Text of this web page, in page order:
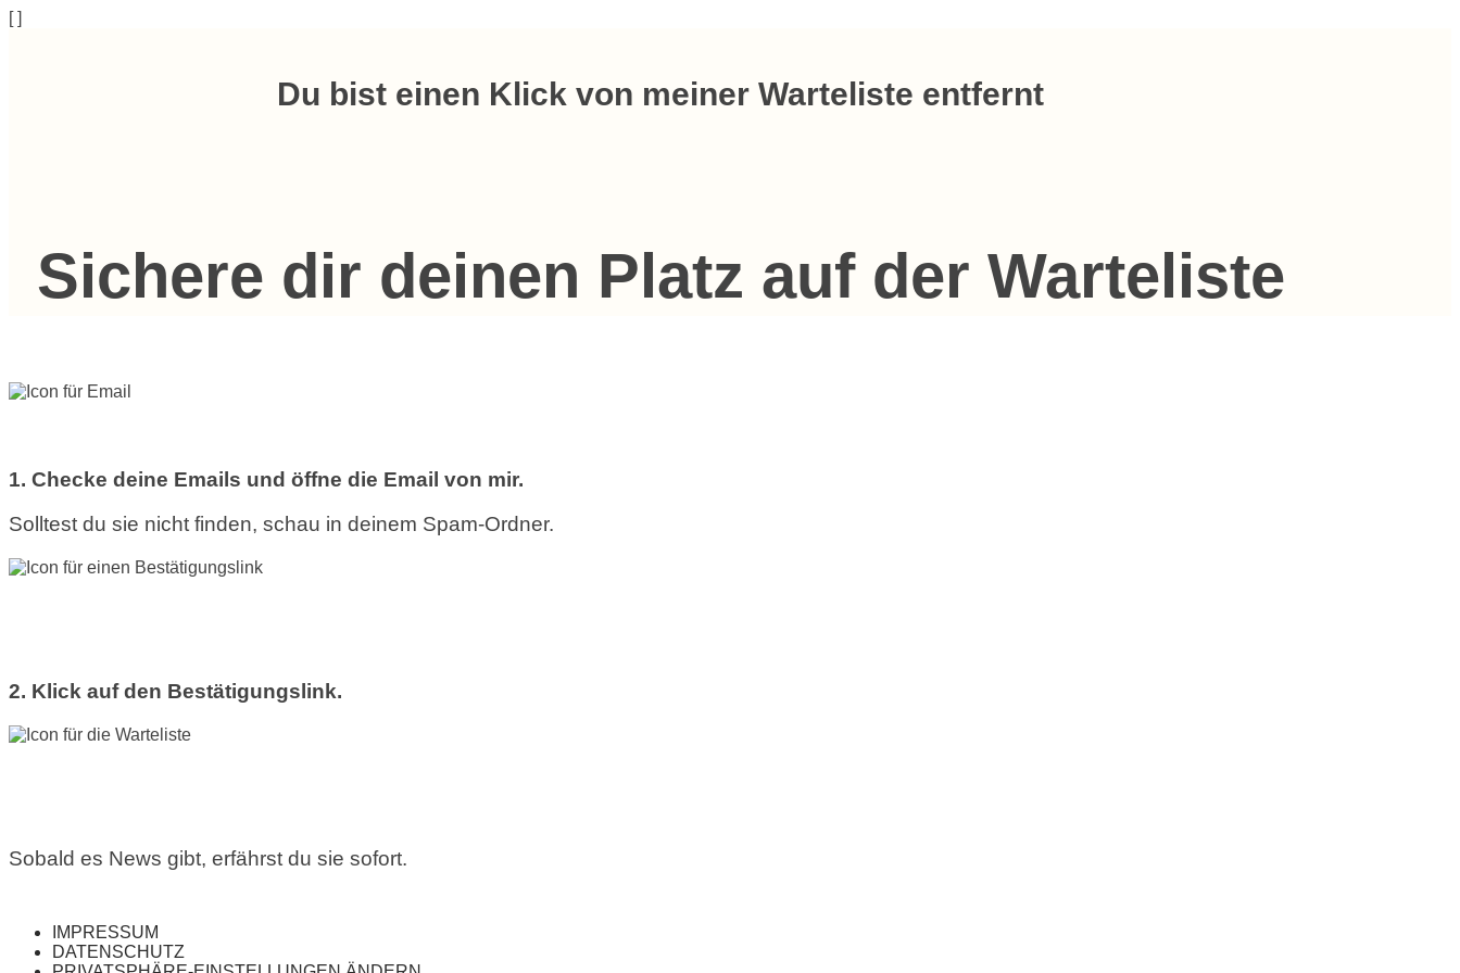
[ ]
Du bist einen Klick von meiner Warteliste entfernt
Sichere dir deinen Platz auf der Warteliste
1. Checke deine Emails und öffne die Email von mir.
Solltest du sie nicht finden, schau in deinem Spam-Ordner.
2. Klick auf den Bestätigungslink.
Sobald es News gibt, erfährst du sie sofort.
IMPRESSUM
DATENSCHUTZ